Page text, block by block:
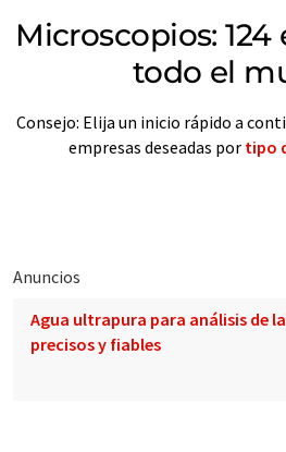
Microscopios:
todo el
Consejo: Elija un inicio rápido a
empresas deseadas por tipo
Anuncios
Agua ultrapura para análisis de
precisos y fiables